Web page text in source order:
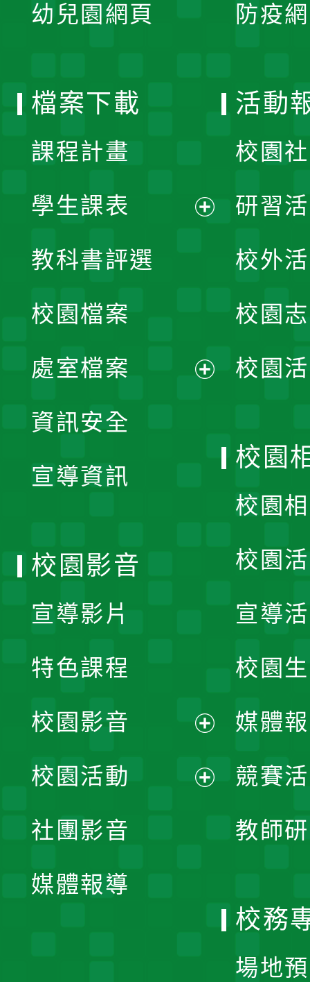
幼兒園網頁 防疫
檔案下載
課程計畫
學生課表
單
教科書評選
校園檔案
處室檔案
資訊安全
宣導資訊
活動
校園
研習
校外
校園
校園
校園
校園
校園
宣導
校園
媒體
競賽
教師
校園影音
宣導影片
特色課程
校園影音
開
校園活動
社團影音
媒體報導
校務
場地